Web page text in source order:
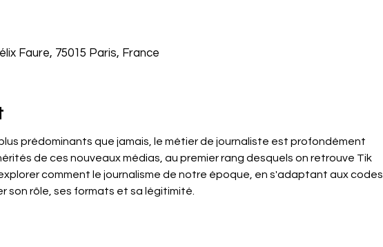
Faure, 75015 Paris, France
prédominants que jamais, le métier de journaliste est profondément
de ces nouveaux médias, au premier rang desquels on retrouve Tik
comment le journalisme de notre époque, en s'adaptant aux codes
son rôle, ses formats et sa légitimité.